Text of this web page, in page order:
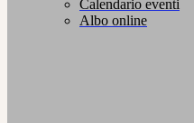
Calendario eventi
Albo online